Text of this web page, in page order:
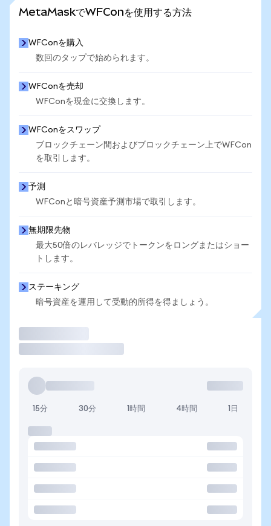
MetaMaskでWFConを使用する方法
WFConを購入
数回のタップで始められます。
WFConを売却
WFConを現金に交換します。
WFConをスワップ
ブロックチェーン間およびブロックチェーン上でWFCon
を取引します。
予測
WFConと暗号資産予測市場で取引します。
無期限先物
最大50倍のレバレッジでトークンをロングまたはショー
トします。
ステーキング
暗号資産を運用して受動的所得を得ましょう。
15分 30分 1時間 4時間 1日